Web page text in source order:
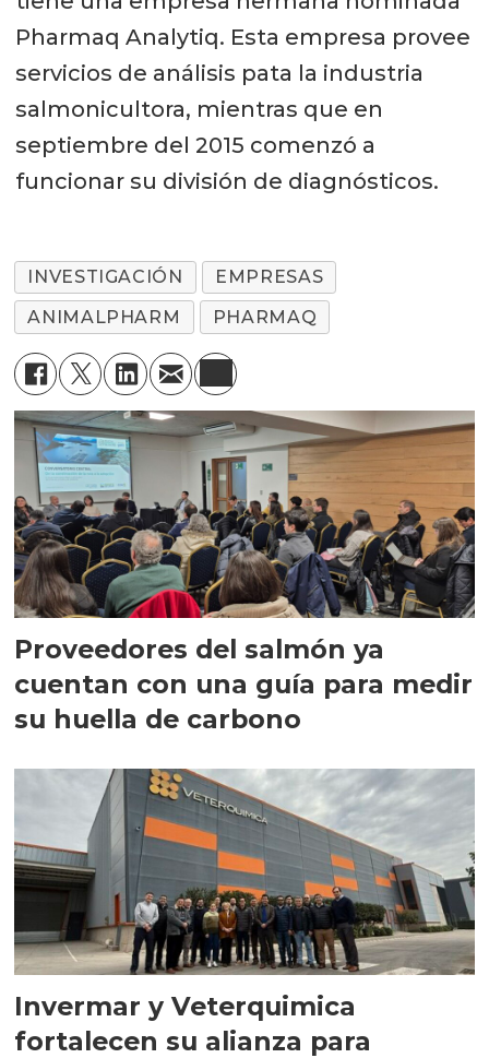
Pharmaq Analytiq. Esta empresa provee
servicios de análisis pata la industria
salmonicultora, mientras que en
septiembre del 2015 comenzó a
funcionar su división de diagnósticos.
INVESTIGACIÓN
EMPRESAS
ANIMALPHARM
PHARMAQ
Proveedores del salmón ya
cuentan con una guía para medir
su huella de carbono
Invermar y Veterquimica
fortalecen su alianza para